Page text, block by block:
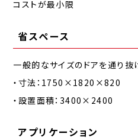
コストが最小限
省スペース
一般的なサイズのドアを通り抜
・寸法：1750×1820×820
・設置面積：3400×2400
アプリケーション